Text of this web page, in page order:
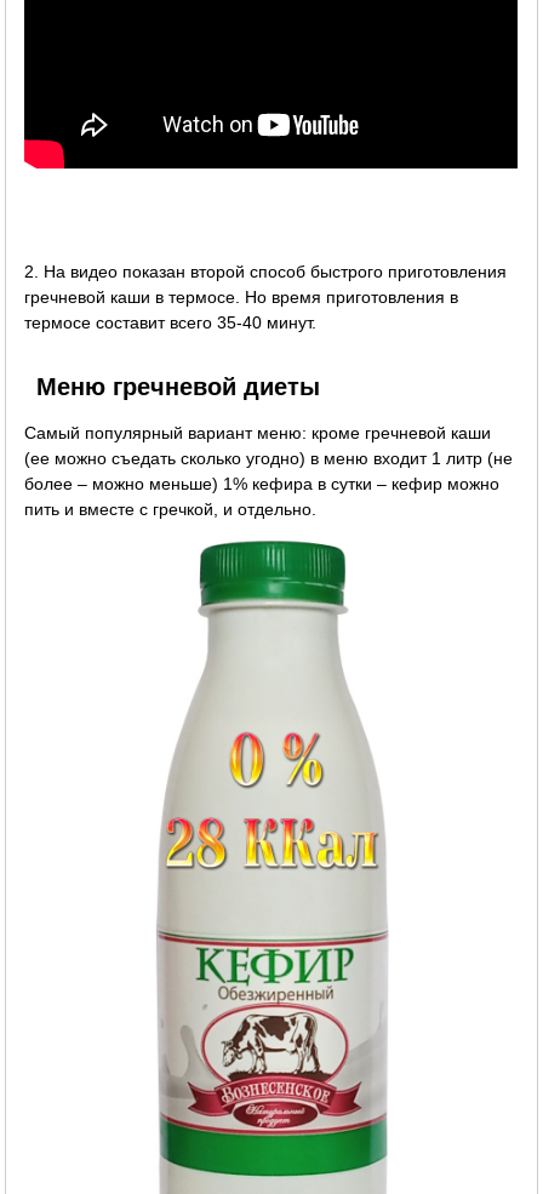
2. На видео показан второй способ быстрого приготовления
гречневой каши в термосе. Но время приготовления в
термосе составит всего 35-40 минут.
Меню гречневой диеты
Самый популярный вариант меню: кроме гречневой каши
(ее можно съедать сколько угодно) в меню входит 1 литр (не
более – можно меньше) 1% кефира в сутки – кефир можно
пить и вместе с гречкой, и отдельно.